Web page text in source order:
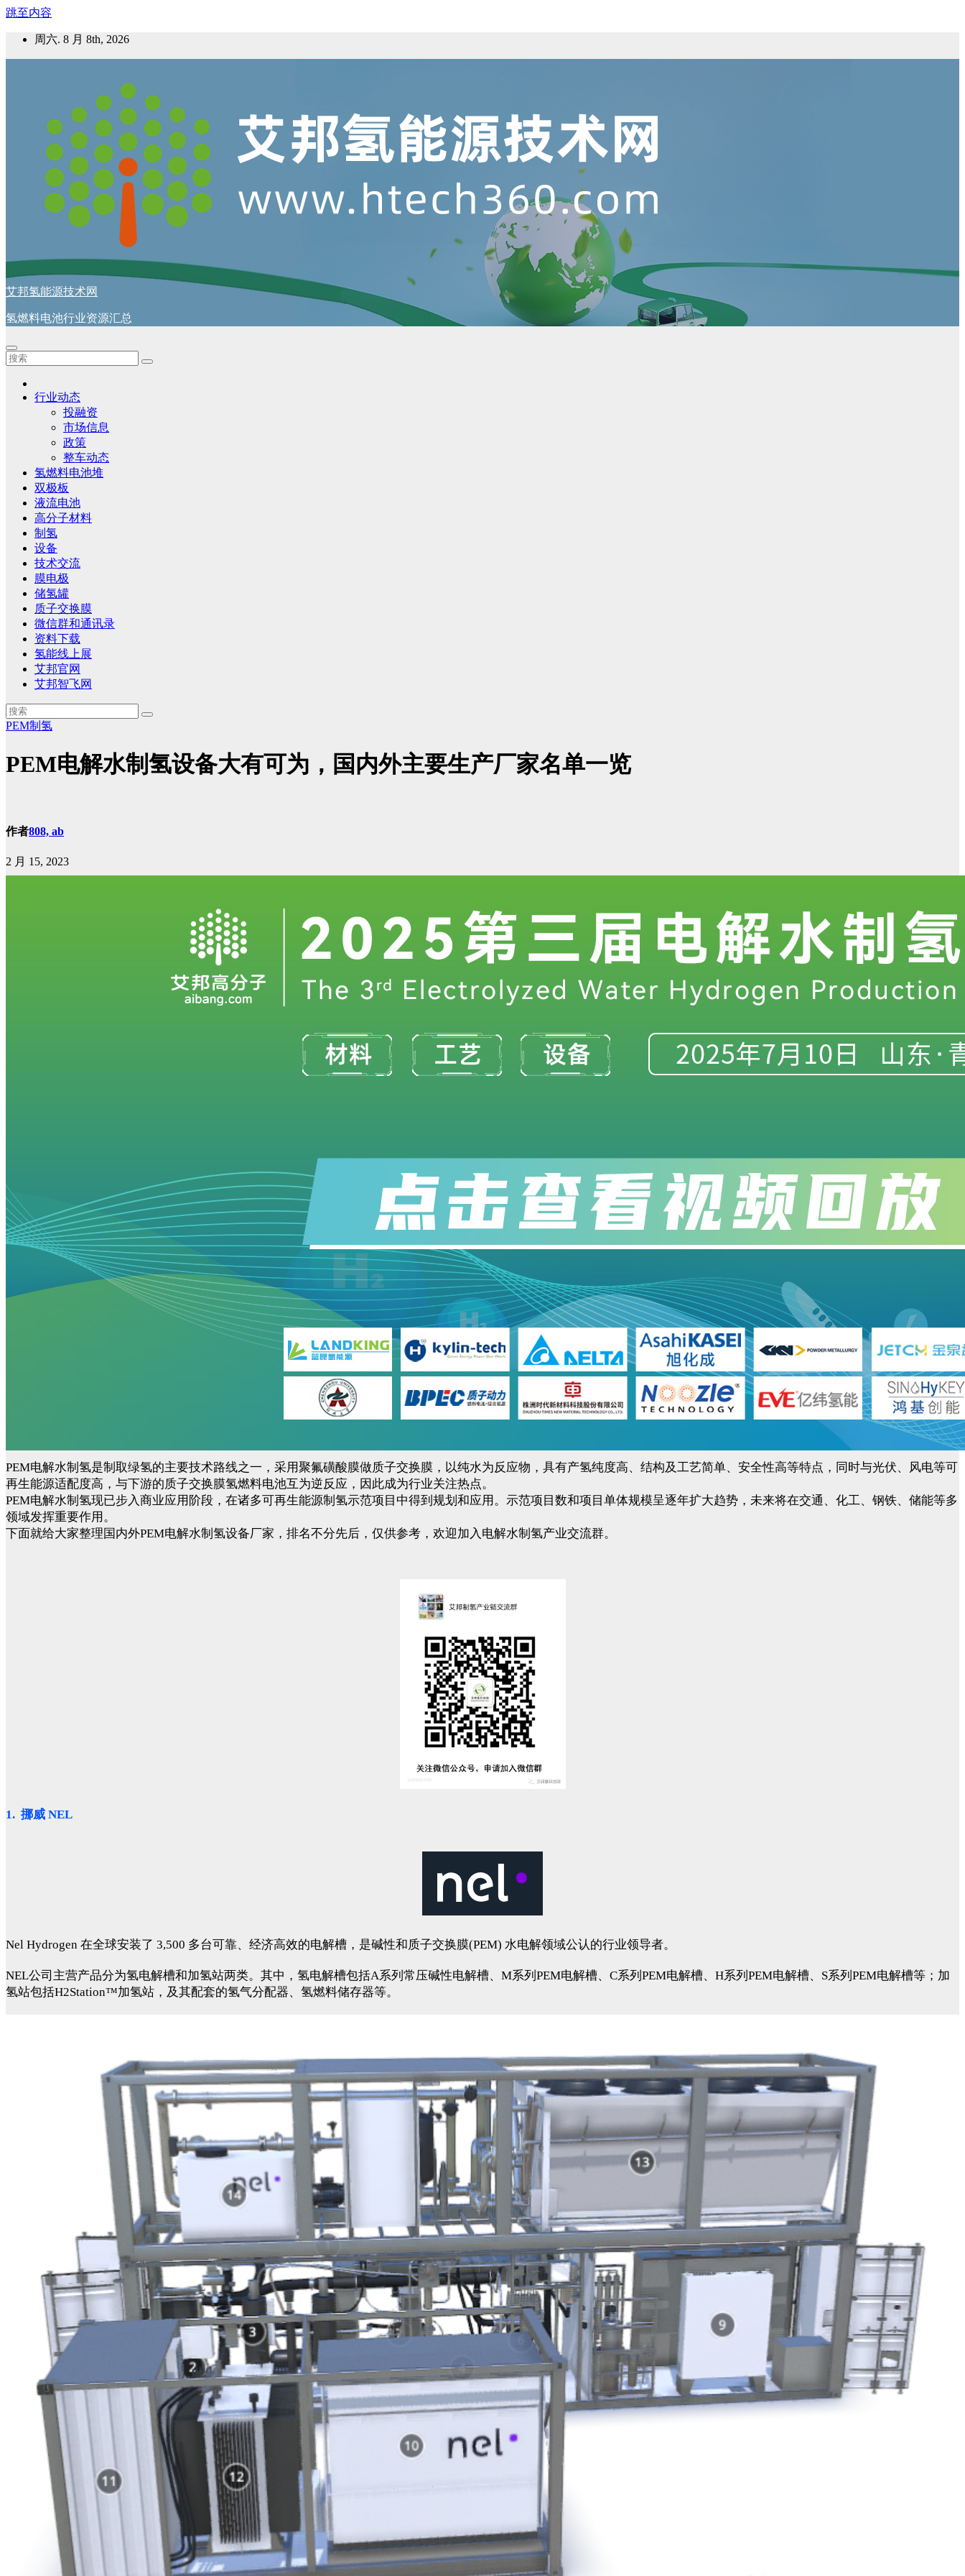
跳至内容
周六. 8 月 8th, 2026
艾邦氢能源技术网
氢燃料电池行业资源汇总
行业动态
投融资
市场信息
政策
整车动态
氢燃料电池堆
双极板
液流电池
高分子材料
制氢
设备
技术交流
膜电极
储氢罐
质子交换膜
微信群和通讯录
资料下载
氢能线上展
艾邦官网
艾邦智飞网
PEM制氢
PEM电解水制氢设备大有可为，国内外主要生产厂家名单一览
作者808, ab
2 月 15, 2023
PEM电解水制氢是制取绿氢的主要技术路线之一，采用聚氟磺酸膜做质子交换膜，以纯水为反应物，具有产氢纯度高、结构及工艺简单、安全性高等特点，同时与光伏、风电等可
再生能源适配度高，与下游的质子交换膜氢燃料电池互为逆反应，因此成为行业关注热点。
PEM电解水制氢现已步入商业应用阶段，在诸多可再生能源制氢示范项目中得到规划和应用。示范项目数和项目单体规模呈逐年扩大趋势，未来将在交通、化工、钢铁、储能等多
领域发挥重要作用。
下面就给大家整理国内外PEM电解水制氢设备厂家，排名不分先后，仅供参考，欢迎加入电解水制氢产业交流群。
1. 挪威 NEL
Nel Hydrogen 在全球安装了 3,500 多台可靠、经济高效的电解槽，是碱性和质子交换膜(PEM) 水电解领域公认的行业领导者。
NEL公司主营产品分为氢电解槽和加氢站两类。其中，氢电解槽包括A系列常压碱性电解槽、M系列PEM电解槽、C系列PEM电解槽、H系列PEM电解槽、S系列PEM电解槽等；加
氢站包括H2Station™加氢站，及其配套的氢气分配器、氢燃料储存器等。